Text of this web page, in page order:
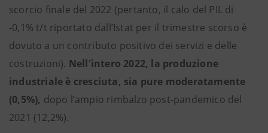
scorcio finale del 2022 (pertanto, il calo del PIL di
-0,1% t/t riportato dall’Istat per il trimestre scorso è
dovuto a un contributo positivo dei servizi e delle
costruzioni). Nell'intero 2022, la produzione
industriale è cresciuta, sia pure moderatamente
(0,5%), dopo l’ampio rimbalzo post-pandemico del
2021 (12,2%).